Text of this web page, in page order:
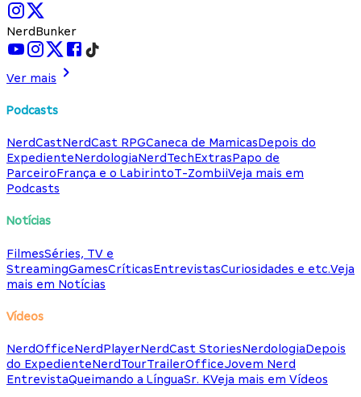
NerdBunker
Ver mais
Podcasts
NerdCastNerdCast RPGCaneca de MamicasDepois do
ExpedienteNerdologiaNerdTechExtrasPapo de
ParceiroFrança e o LabirintoT-ZombiiVeja mais em
Podcasts
Notícias
FilmesSéries, TV e
StreamingGamesCríticasEntrevistasCuriosidades e etc.Veja
mais em Notícias
Vídeos
NerdOfficeNerdPlayerNerdCast StoriesNerdologiaDepois
do ExpedienteNerdTourTrailerOfficeJovem Nerd
EntrevistaQueimando a LínguaSr. KVeja mais em Vídeos